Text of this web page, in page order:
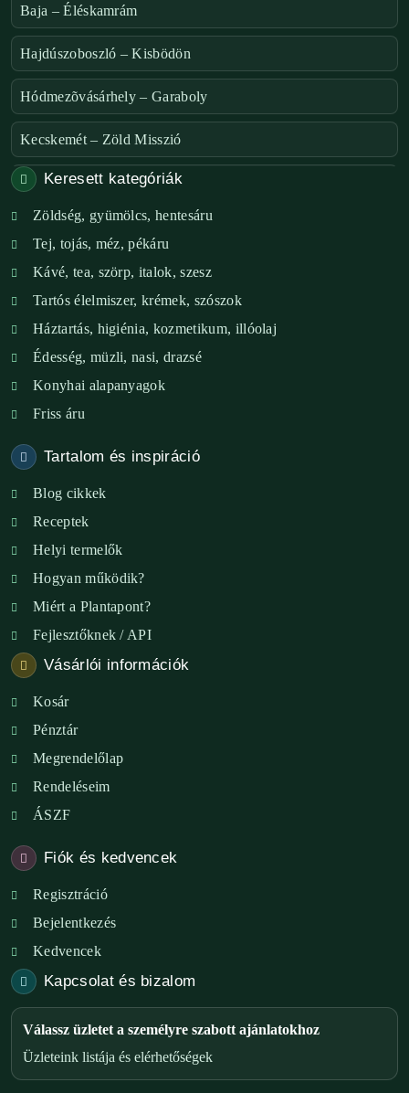
Baja – Éléskamrám
Hajdúszoboszló – Kisbödön
Hódmezõvásárhely – Garaboly
Kecskemét – Zöld Misszió
Székesfehérvár – Zöld Sarok
Verőce – Miegymás
XI. ker. – Lemérem
XIX. ker. – Boldog Föld
XVIII. ker. – Eni Mag-ház
XXIII. ker. – Panelpék
Keresett kategóriák
Zöldség, gyümölcs, hentesáru
Tej, tojás, méz, pékáru
Kávé, tea, szörp, italok, szesz
Tartós élelmiszer, krémek, szószok
Háztartás, higiénia, kozmetikum, illóolaj
Édesség, müzli, nasi, drazsé
Konyhai alapanyagok
Friss áru
Tartalom és inspiráció
Blog cikkek
Receptek
Helyi termelők
Hogyan működik?
Miért a Plantapont?
Fejlesztőknek / API
Vásárlói információk
Kosár
Pénztár
Megrendelőlap
Rendeléseim
ÁSZF
Fiók és kedvencek
Regisztráció
Bejelentkezés
Kedvencek
Kapcsolat és bizalom
Válassz üzletet a személyre szabott ajánlatokhoz
Üzleteink listája és elérhetőségek